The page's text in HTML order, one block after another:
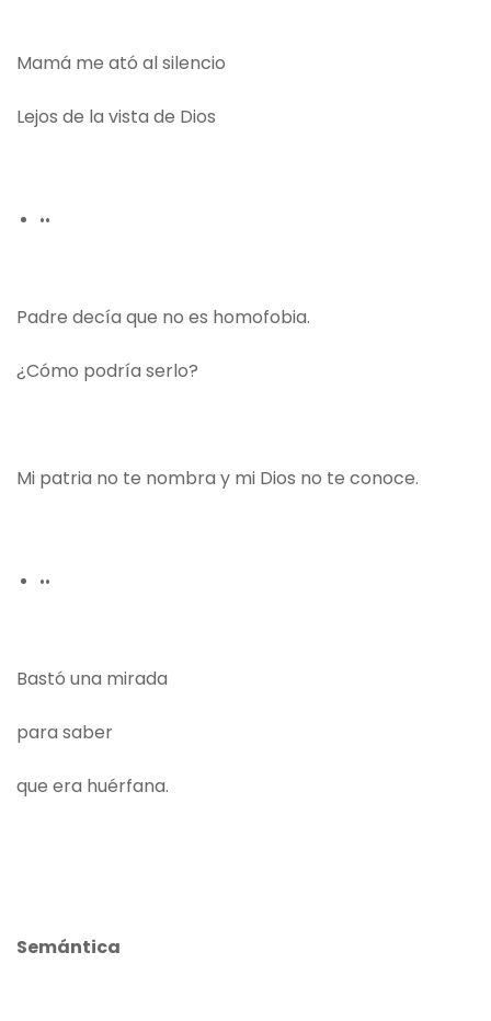
Mamá me ató al silencio
Lejos de la vista de Dios
••
Padre decía que no es homofobia.
¿Cómo podría serlo?
Mi patria no te nombra y mi Dios no te conoce.
••
Bastó una mirada
para saber
que era huérfana.
Semántica